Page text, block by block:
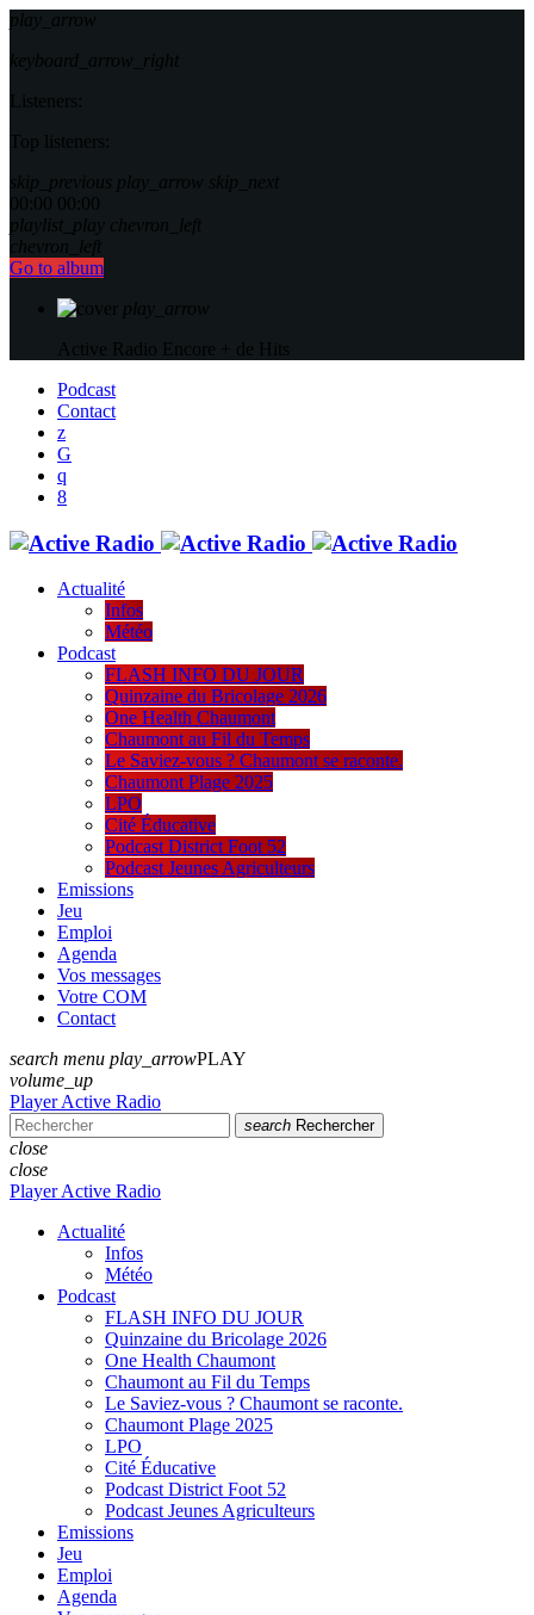
play_arrow
keyboard_arrow_right
Listeners:
Top listeners:
skip_previous play_arrow skip_next
00:00 00:00
playlist_play chevron_left
chevron_left
Go to album
play_arrow
Active Radio Encore + de Hits
Podcast
Contact
Actualité
Infos
Météo
Podcast
FLASH INFO DU JOUR
Quinzaine du Bricolage 2026
One Health Chaumont
Chaumont au Fil du Temps
Le Saviez-vous ? Chaumont se raconte.
Chaumont Plage 2025
LPO
Cité Éducative
Podcast District Foot 52
Podcast Jeunes Agriculteurs
Emissions
Jeu
Emploi
Agenda
Vos messages
Votre COM
Contact
search menu play_arrowPLAY
volume_up
Player Active Radio
search Rechercher
close
close
Player Active Radio
Actualité
Infos
Météo
Podcast
FLASH INFO DU JOUR
Quinzaine du Bricolage 2026
One Health Chaumont
Chaumont au Fil du Temps
Le Saviez-vous ? Chaumont se raconte.
Chaumont Plage 2025
LPO
Cité Éducative
Podcast District Foot 52
Podcast Jeunes Agriculteurs
Emissions
Jeu
Emploi
Agenda